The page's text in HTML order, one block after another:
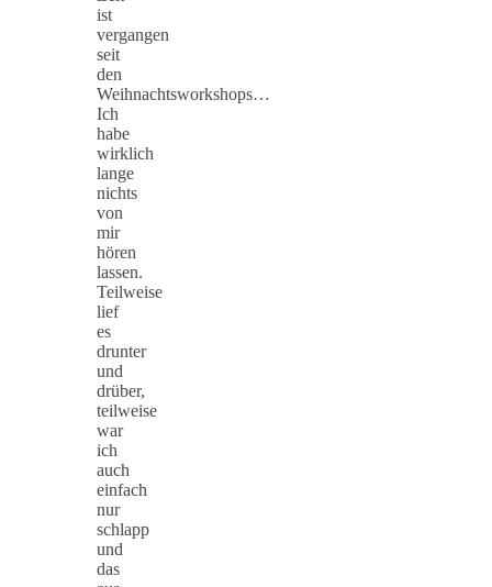
ist
vergangen
seit
den
Weihnachtsworkshops…
Ich
habe
wirklich
lange
nichts
von
mir
hören
lassen.
Teilweise
lief
es
drunter
und
drüber,
teilweise
war
ich
auch
einfach
nur
schlapp
und
das